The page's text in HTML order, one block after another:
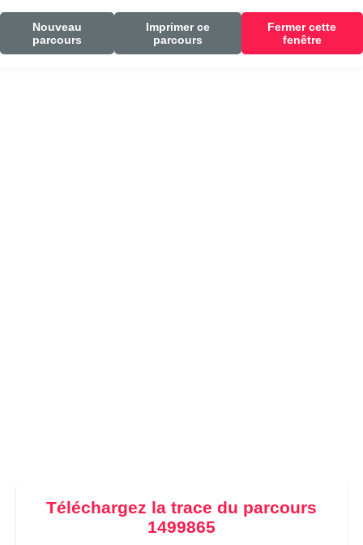
Nouveau
parcours
Imprimer ce
parcours
Fermer cette
fenêtre
Téléchargez la trace du parcours
1499865